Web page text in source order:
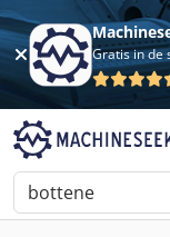
Gratis in de